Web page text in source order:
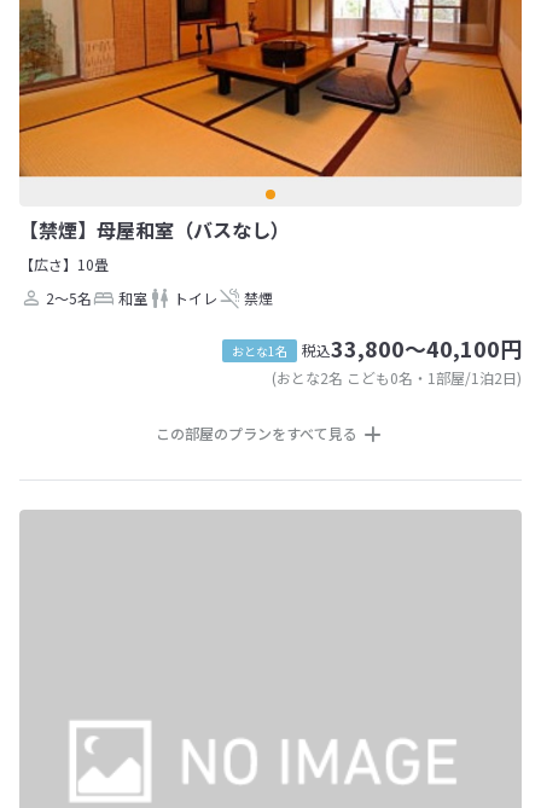
【禁煙】母屋和室（バスなし）
【広さ】10畳
2～5名
和室 トイレ 禁煙
おとな1名 税込33,800～40,100円
(おとな2名 こども0名・1部屋/1泊2日)
この部屋のプランをすべて見る